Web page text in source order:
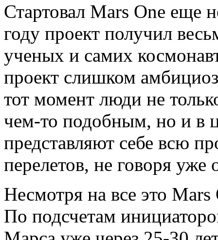
Стартовал Mars One еще
году проект получил
ученых и самих
проект слишком
тот момент люди не
чем-то подобным, но и в
представляют себе всю
перелетов, не говоря уже
Несмотря на все это Mars
По подсчетам